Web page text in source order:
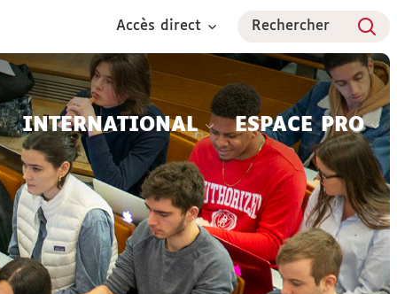
Accès direct Rechercher
INTERNATIONAL ESPACE PRO